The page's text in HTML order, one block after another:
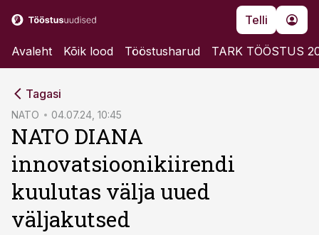
Telli
Avaleht Kõik lood Tööstusharud TARK TÖÖSTUS
Tagasi
NATO 04.07.24, 10:45
NATO DIANA
innovatsioonikiirendi
kuulutas välja uued
väljakutsed